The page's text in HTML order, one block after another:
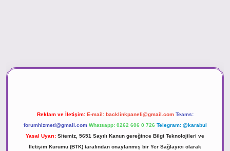
Reklam ve İletişim: E-mail: backlinkpaneli@gmail.com Teams:
forumhizmeti@gmail.com Whatsapp: 0262 606 0 726 Telegram: @karabul
Yasal Uyarı: Sitemiz, 5651 Sayılı Kanun gereğince Bilgi Teknolojileri ve
İletişim Kurumu (BTK) tarafından onaylanmış bir Yer Sağlayıcı olarak